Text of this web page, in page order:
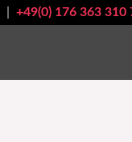
+49(0) 176 363 310